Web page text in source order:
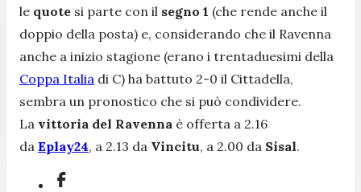
le quote si parte con il segno 1 (che rende anche il
doppio della posta) e, considerando che il Ravenna
anche a inizio stagione (erano i trentaduesimi della
Coppa Italia di C) ha battuto 2-0 il Cittadella,
sembra un pronostico che si può condividere.
La vittoria del Ravenna è offerta a 2.16
da Eplay24, a 2.13 da Vincitu, a 2.00 da Sisal.